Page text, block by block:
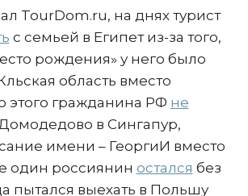
TourDom.ru, на днях турист
с семьей в Египет из-за того,
рождения» у него было
область вместо
этого гражданина РФ не
в Сингапур,
имени – ГеоргиИ вместо
один россиянин остался без
пытался выехать в Польшу